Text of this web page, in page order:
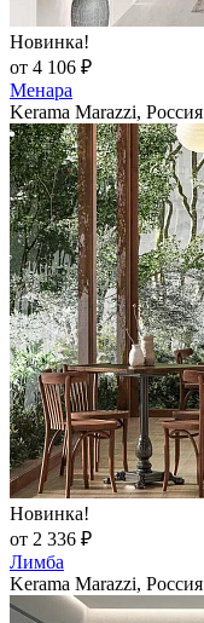
Новинка!
от 4 106 ₽
Менара
Kerama Marazzi, Россия
Новинка!
от 2 336 ₽
Лимба
Kerama Marazzi, Россия